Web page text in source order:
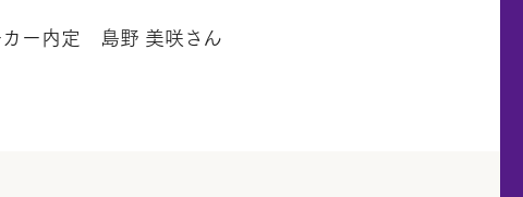
ー内定 島野 美咲さん